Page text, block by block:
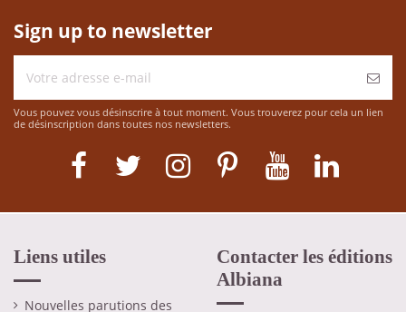
Sign up to newsletter
Vous pouvez vous désinscrire à tout moment. Vous trouverez pour cela un lien
de désinscription dans toutes nos newsletters.
Liens utiles
Nouvelles parutions des
Contacter les éditions
Albiana